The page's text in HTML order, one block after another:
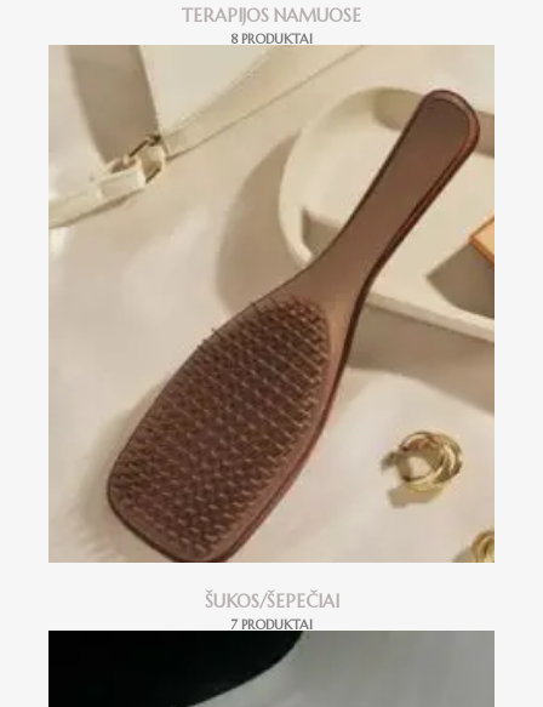
TERAPIJOS NAMUOSE
8 PRODUKTAI
ŠUKOS/ŠEPEČIAI
7 PRODUKTAI